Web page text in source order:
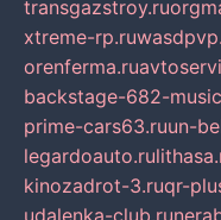
transgazstroy.ru
xtreme-rp.ru
orenferma.ru
backstage-682-
prime-cars63.ruun-
legardoauto.ru
kinozadrot-3.ruqr-
udalenka-club.ru